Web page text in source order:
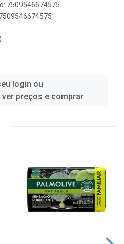
7509546674575
login ou
preços e comprar